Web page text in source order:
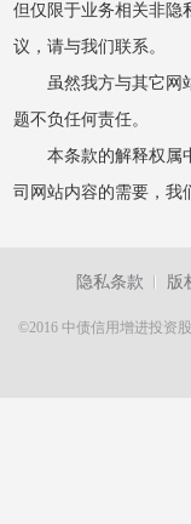
但仅限于业务相关非隐
议，请与我们联系。
虽然我方与其它网站
题不负任何责任。
本条款的解释权属中
司网站内容的需要，我
隐私条款 版
©2016 中债信用增进投资